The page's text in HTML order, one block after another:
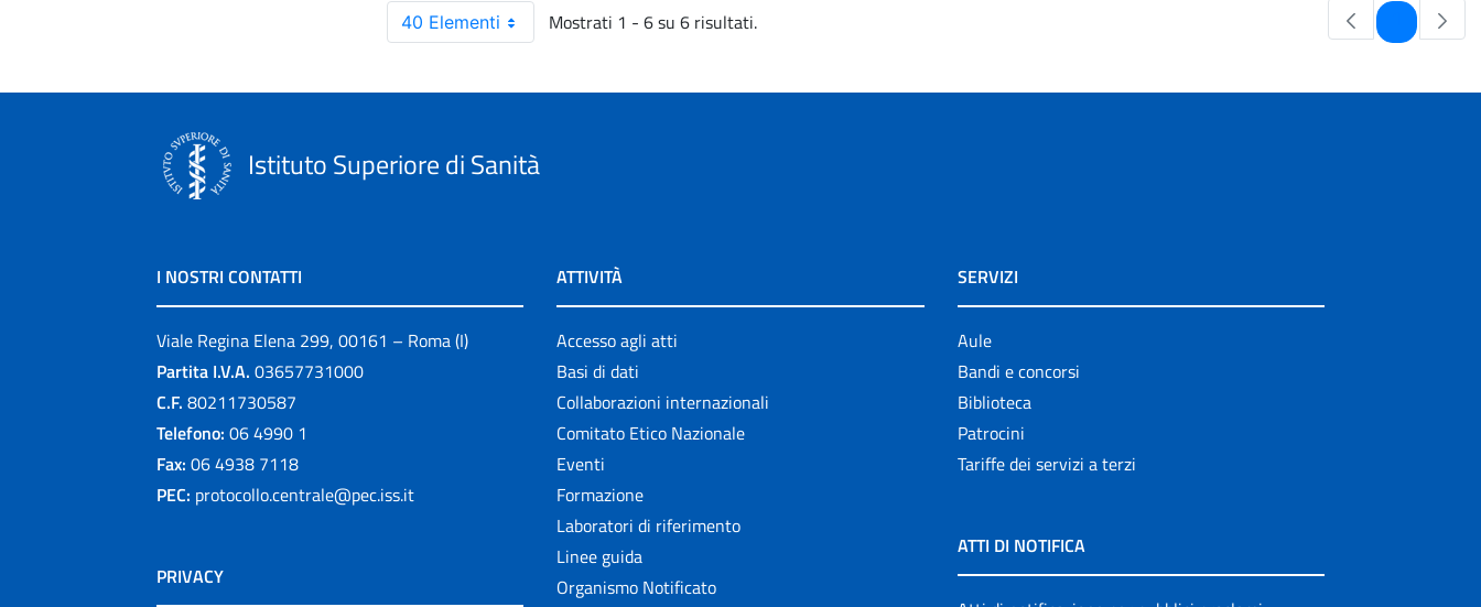
40 Elementi Mostrati 1 - 6 su 6 risultati. Pagina
Istituto Superiore di Sanità
I NOSTRI CONTATTI
Viale Regina Elena 299, 00161 – Roma (I)
Partita I.V.A. 03657731000
C.F. 80211730587
Telefono: 06 4990 1
Fax: 06 4938 7118
PEC: protocollo.centrale@pec.iss.it
PRIVACY
ATTIVITÀ
Accesso agli atti
Basi di dati
Collaborazioni internazionali
Comitato Etico Nazionale
Eventi
Formazione
Laboratori di riferimento
Linee guida
Organismo Notificato
SERVIZI
Aule
Bandi e concorsi
Biblioteca
Patrocini
Tariffe dei servizi a terzi
ATTI DI NOTIFICA